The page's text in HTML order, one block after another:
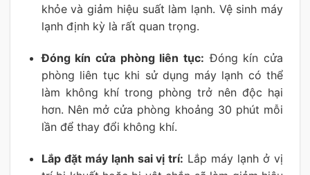
khỏe và giảm hiệu suất làm lạnh. Vệ sinh máy
lạnh định kỳ là rất quan trọng.
Đóng kín cửa phòng liên tục: Đóng kín cửa
phòng liên tục khi sử dụng máy lạnh có thể
làm không khí trong phòng trở nên độc hại
hơn. Nên mở cửa phòng khoảng 30 phút mỗi
lần để thay đổi không khí.
Lắp đặt máy lạnh sai vị trí: Lắp máy lạnh ở vị